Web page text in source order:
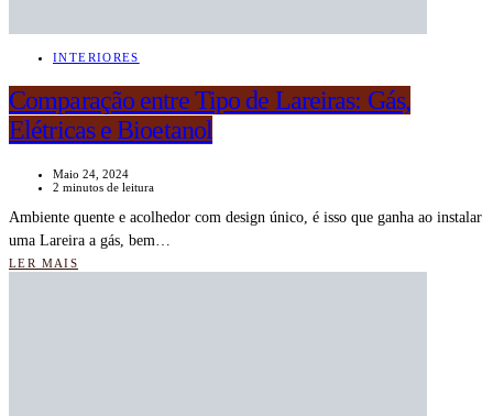
INTERIORES
Comparação entre Tipo de Lareiras: Gás,
Elétricas e Bioetanol
Maio 24, 2024
2 minutos de leitura
Ambiente quente e acolhedor com design único, é isso que ganha ao instalar
uma Lareira a gás, bem…
LER MAIS